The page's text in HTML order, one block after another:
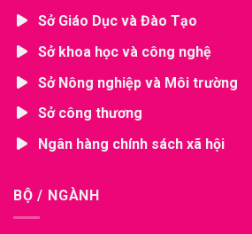
Sở Giáo Dục và Đào Tạo
Sở khoa học và công nghệ
Sở Nông nghiệp và Môi trường
Sở công thương
Ngân hàng chính sách xã hội
BỘ / NGÀNH